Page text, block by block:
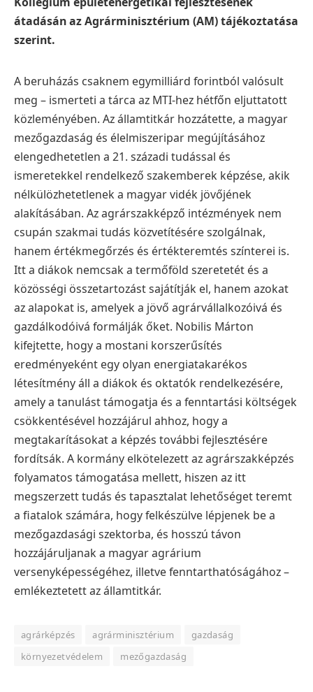
átadásán az Agrárminisztérium (AM) tájékoztatása
szerint.
A beruházás csaknem egymilliárd forintból valósult
meg – ismerteti a tárca az MTI-hez hétfőn eljuttatott
közleményében. Az államtitkár hozzátette, a magyar
mezőgazdaság és élelmiszeripar megújításához
elengedhetetlen a 21. századi tudással és
ismeretekkel rendelkező szakemberek képzése, akik
nélkülözhetetlenek a magyar vidék jövőjének
alakításában. Az agrárszakképző intézmények nem
csupán szakmai tudás közvetítésére szolgálnak,
hanem értékmegőrzés és értékteremtés színterei is.
Itt a diákok nemcsak a termőföld szeretetét és a
közösségi összetartozást sajátítják el, hanem azokat
az alapokat is, amelyek a jövő agrárvállalkozóivá és
gazdálkodóivá formálják őket. Nobilis Márton
kifejtette, hogy a mostani korszerűsítés
eredményeként egy olyan energiatakarékos
létesítmény áll a diákok és oktatók rendelkezésére,
amely a tanulást támogatja és a fenntartási költségek
csökkentésével hozzájárul ahhoz, hogy a
megtakarításokat a képzés további fejlesztésére
fordítsák. A kormány elkötelezett az agrárszakképzés
folyamatos támogatása mellett, hiszen az itt
megszerzett tudás és tapasztalat lehetőséget teremt
a fiatalok számára, hogy felkészülve lépjenek be a
mezőgazdasági szektorba, és hosszú távon
hozzájáruljanak a magyar agrárium
versenyképességéhez, illetve fenntarthatóságához –
emlékeztetett az államtitkár.
agrárképzés agrárminisztérium
gazdaság
környezetvédelem
mezőgazdaság